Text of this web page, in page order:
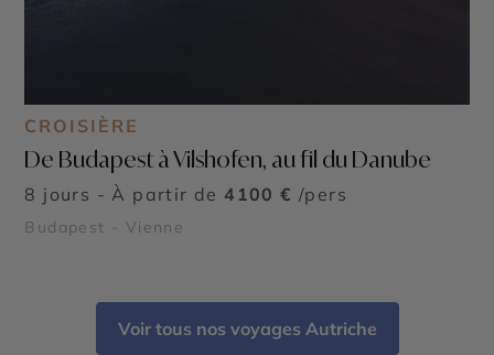
CROISIÈRE
De Budapest à Vilshofen, au fil du Danube
8 jours - À partir de 4100 € /pers
Budapest - Vienne
Voir tous nos voyages Autriche